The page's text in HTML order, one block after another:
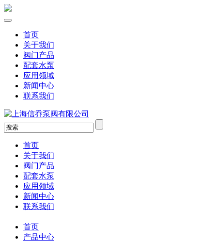
首页
关于我们
阀门产品
配套水泵
应用领域
新闻中心
联系我们
首页
关于我们
阀门产品
配套水泵
应用领域
新闻中心
联系我们
首页
产品中心